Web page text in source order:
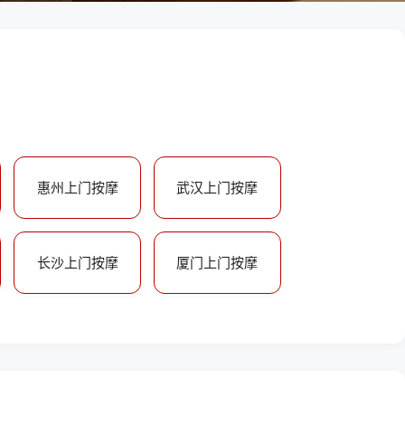
惠州上门按摩 武汉上门按摩
长沙上门按摩 厦门上门按摩